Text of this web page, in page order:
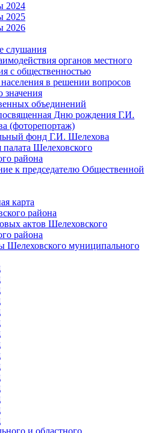
2024
2025
2026
слушания
органов местного
с общественностью
в решении вопросов
значения
объединений
Дню рождения Г.И.
(фоторепортаж)
фонд Г.И. Шелехова
Шелеховского
района
к председателю Общественной
карта
района
актов Шелеховского
района
Шелеховского муниципального
и областного